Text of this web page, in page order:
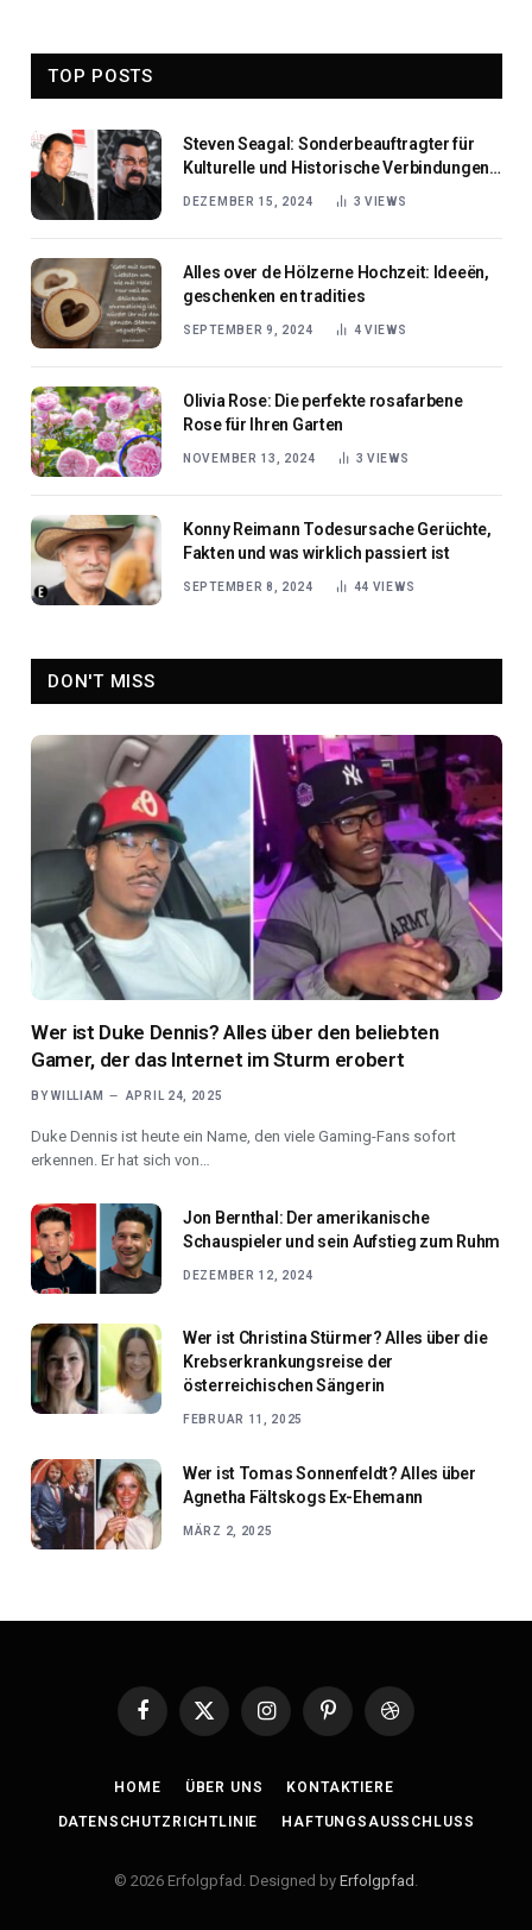
TOP POSTS
Steven Seagal: Sonderbeauftragter für
Kulturelle und Historische Verbindungen
zwischen Russland und den USA
DEZEMBER 15, 2024 3VIEWS
Alles over de Hölzerne Hochzeit: Ideeën,
geschenken en tradities
SEPTEMBER 9, 2024 4VIEWS
Olivia Rose: Die perfekte rosafarbene
Rose für Ihren Garten
NOVEMBER 13, 2024 3VIEWS
Konny Reimann Todesursache Gerüchte,
Fakten und was wirklich passiert ist
SEPTEMBER 8, 2024 44 VIEWS
DON'T MISS
Wer ist Duke Dennis? Alles über den beliebten
Gamer, der das Internet im Sturm erobert
BY WILLIAM APRIL 24, 2025
Duke Dennis ist heute ein Name, den viele Gaming-Fans sofort
erkennen. Er hat sich von…
Jon Bernthal: Der amerikanische
Schauspieler und sein Aufstieg zum Ruhm
DEZEMBER 12, 2024
Wer ist Christina Stürmer? Alles über die
Krebserkrankungsreise der
österreichischen Sängerin
FEBRUAR 11, 2025
Wer ist Tomas Sonnenfeldt? Alles über
Agnetha Fältskogs Ex-Ehemann
MÄRZ 2, 2025
Facebook
X
InstagramPinterestDribbble
HOME ÜBER UNS KONTAKTIERE
DATENSCHUTZRICHTLINIE HAFTUNGSAUSSCHLUSS
© 2026 Erfolgpfad. Designed by Erfolgpfad .